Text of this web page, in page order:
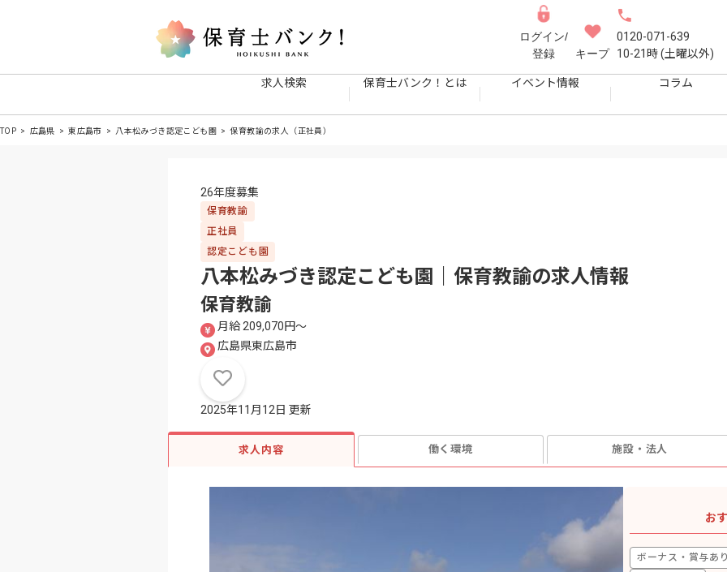
ログイン/
登録
キープ
0120-071-639
10-21時 (土曜以外)
求人検索 保育士バンク！とは イベント情報 コラム
TOP 広島県 東広島市 八本松みづき認定こども園 保育教諭の求人（正社員）
26年度募集
保育教諭
正社員
認定こども園
八本松みづき認定こども園｜保育教諭の求人情報
保育教諭
月給 209,070円〜
広島県東広島市
2025年11月12日 更新
求人内容 働く環境 施設・法人
お
ボーナス・賞与あ